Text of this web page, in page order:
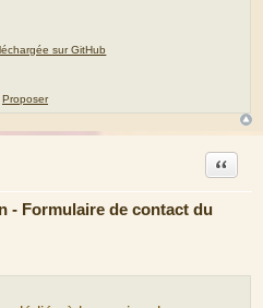
sur GitHub
Proposer
- Formulaire de contact du
Citation